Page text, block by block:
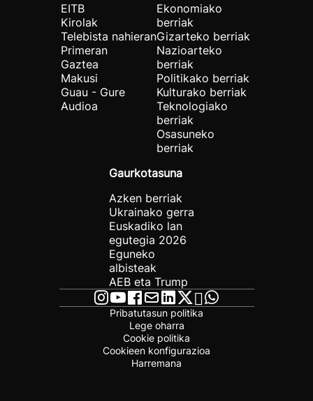
EITB
Kirolak
Telebista nahieran
Primeran
Gaztea
Makusi
Guau - Gure
Audioa
Ekonomiako
berriak
Gizarteko berriak
Nazioarteko
berriak
Politikako berriak
Kulturako berriak
Teknologiako
berriak
Osasuneko
berriak
Gaurkotasuna
Azken berriak
Ukrainako gerra
Euskadiko lan
egutegia 2026
Eguneko
albisteak
AEB eta Trump
Pribatutasun politika
Lege oharra
Cookie politika
Cookieen konfigurazioa
Harremana